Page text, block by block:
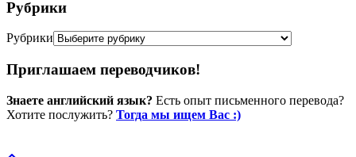
Рубрики
Рубрики
Приглашаем переводчиков!
Знаете английский язык? Есть опыт письменного перевода?
Хотите послужить? Тогда мы ищем Вас :)